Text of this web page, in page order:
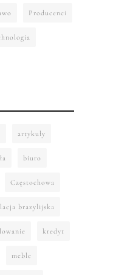
Producenci
artykuły
biuro
Częstochowa
brazylijska
kredyt
meble